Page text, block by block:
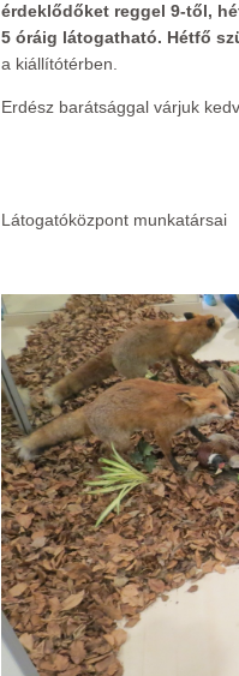
érdeklődőket reggel 9-től,
5 óráig látogatható. Hétfő
a kiállítótérben.
Erdész barátsággal várjuk
Látogatóközpont munkatársai